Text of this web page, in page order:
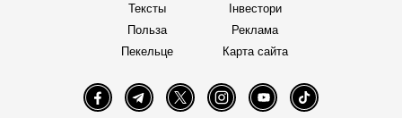
Тексты
Польза
Пекельце
Інвестори
Реклама
Карта сайта
FacebookTelegramTwitter InstagramYouTube TikTok